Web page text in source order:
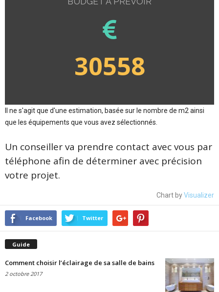
30558
Il ne s'agit que d'une estimation, basée sur le nombre de m2 ainsi
que les équipements que vous avez sélectionnés.
Un conseiller va prendre contact avec vous par
téléphone afin de déterminer avec précision
votre projet.
Chart byVisualizer
Facebook Twitter
Guide
Comment choisir l’éclairage de sa salle de bains
2 octobre 2017